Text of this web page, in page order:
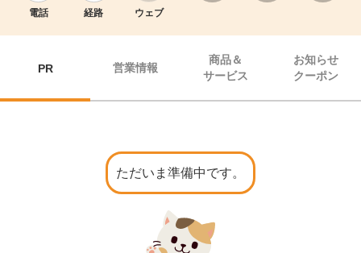
電話 経路 ウェブ
PR 営業情報
商品＆
サービス
お知らせ
クーポン
ただいま準備中です。